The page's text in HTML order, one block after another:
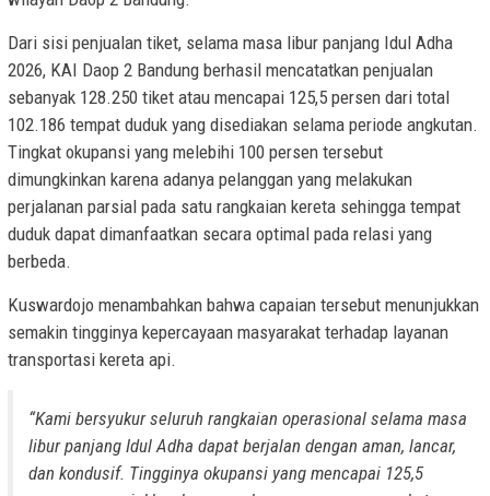
Dari sisi penjualan tiket, selama masa libur panjang Idul Adha
2026, KAI Daop 2 Bandung berhasil mencatatkan penjualan
sebanyak 128.250 tiket atau mencapai 125,5 persen dari total
102.186 tempat duduk yang disediakan selama periode angkutan.
Tingkat okupansi yang melebihi 100 persen tersebut
dimungkinkan karena adanya pelanggan yang melakukan
perjalanan parsial pada satu rangkaian kereta sehingga tempat
duduk dapat dimanfaatkan secara optimal pada relasi yang
berbeda.
Kuswardojo menambahkan bahwa capaian tersebut menunjukkan
semakin tingginya kepercayaan masyarakat terhadap layanan
transportasi kereta api.
“Kami bersyukur seluruh rangkaian operasional selama masa
libur panjang Idul Adha dapat berjalan dengan aman, lancar,
dan kondusif. Tingginya okupansi yang mencapai 125,5